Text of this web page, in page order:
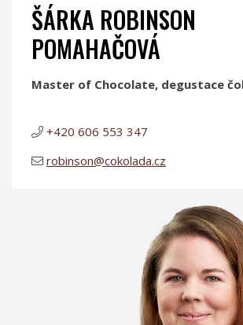
ŠÁRKA ROBINSON
POMAHAČOVÁ
Master of Chocolate, degustace
+420 606 553 347
robinson@cokolada.cz